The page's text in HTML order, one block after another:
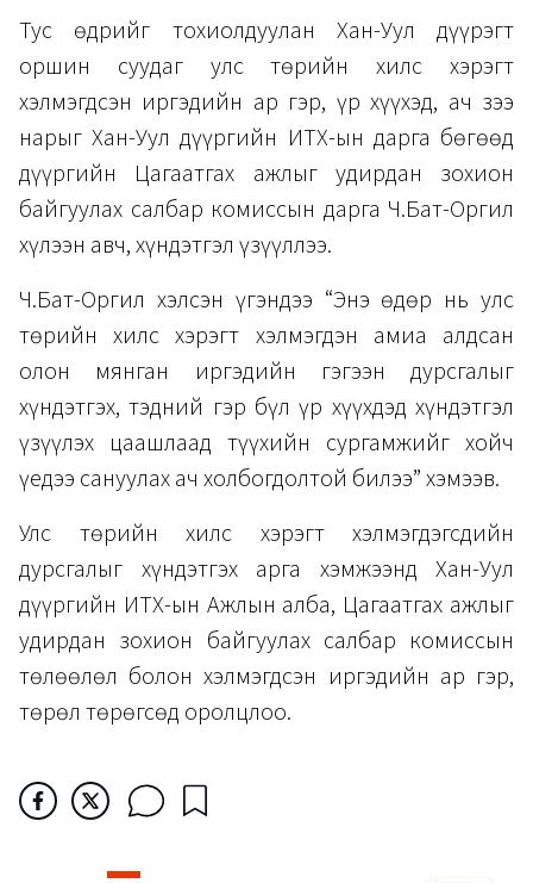
Тус өдрийг тохиолдуулан Хан-Уул дүүрэгт
оршин суудаг улс төрийн хилс хэрэгт
хэлмэгдсэн иргэдийн ар гэр, үр хүүхэд, ач зээ
нарыг Хан-Уул дүүргийн ИТХ-ын дарга бөгөөд
дүүргийн Цагаатгах ажлыг удирдан зохион
байгуулах салбар комиссын дарга Ч.Бат-Оргил
хүлээн авч, хүндэтгэл үзүүллээ.
Ч.Бат-Оргил хэлсэн үгэндээ “Энэ өдөр нь улс
төрийн хилс хэрэгт хэлмэгдэн амиа алдсан
олон мянган иргэдийн гэгээн дурсгалыг
хүндэтгэх, тэдний гэр бүл үр хүүхдэд хүндэтгэл
үзүүлэх цаашлаад түүхийн сургамжийг хойч
үедээ сануулах ач холбогдолтой билээ” хэмээв.
Улс төрийн хилс хэрэгт хэлмэгдэгсдийн
дурсгалыг хүндэтгэх арга хэмжээнд Хан-Уул
дүүргийн ИТХ-ын Ажлын алба, Цагаатгах ажлыг
удирдан зохион байгуулах салбар комиссын
төлөөлөл болон хэлмэгдсэн иргэдийн ар гэр,
төрөл төрөгсөд оролцлоо.